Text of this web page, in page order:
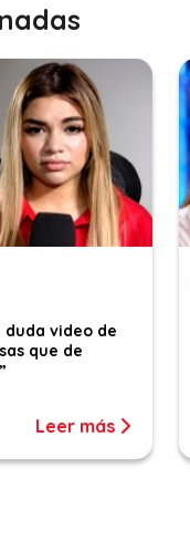
duda video de
que de
Leer más